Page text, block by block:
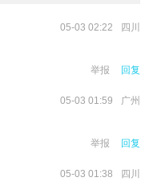
05-03 02:22 四川
举报 回复
05-03 01:59 广州
举报 回复
05-03 01:38 四川